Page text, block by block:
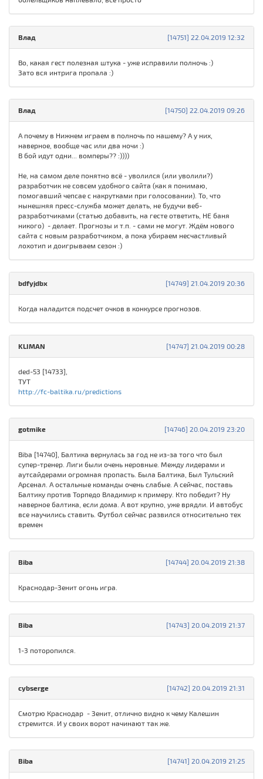
[14751] 22.04.2019 12:32
Влад
Во, какая гест полезная штука - уже исправили полночь :)
Зато вся интрига пропала :)
[14750] 22.04.2019 09:26
Влад
А почему в Нижнем играем в полночь по нашему? А у них,
наверное, вообще час или два ночи :)
В бой идут одни... вомперы?? :))))
Не, на самом деле понятно всё - уволился (или уволили?)
разработчик не совсем удобного сайта (как я понимаю,
помогавший чепсае с накрутками при голосовании). То, что
нынешняя пресс-служба может делать, не будучи веб-
разработчиками (статью добавить, на гесте ответить, НЕ баня
никого) - делает. Прогнозы и т.п. - сами не могут. Ждём нового
сайта с новым разработчиком, а пока убираем несчастливый
лохотип и доигрываем сезон :)
[14749] 21.04.2019 20:36
bdfyjdbx
Когда наладится подсчет очков в конкурсе прогнозов.
[14747] 21.04.2019 00:28
KLIMAN
ded-53 [14733],
ТУТ
http://fc-baltika.ru/predictions
[14746] 20.04.2019 23:20
gotmike
Biba [14740], Балтика вернулась за год не из-за того что был
супер-тренер. Лиги были очень неровные. Между лидерами и
аутсайдерами огромная пропасть. Была Балтика, Был Тульский
Арсенал. А остальные команды очень слабые. А сейчас, поставь
Балтику против Торпедо Владимир к примеру. Кто победит? Ну
наверное балтика, если дома. А вот крупно, уже врядли. И автобус
все научились ставить. Футбол сейчас развился относительно тех
времен
[14744] 20.04.2019 21:38
Biba
Краснодар-Зенит огонь игра.
[14743] 20.04.2019 21:37
Biba
1-3 поторопился.
[14742] 20.04.2019 21:31
cybserge
Смотрю Краснодар - Зенит, отлично видно к чему Калешин
стремится. И у своих ворот начинают так же.
[14741] 20.04.2019 21:25
Biba